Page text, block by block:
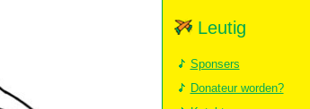
Leutig
Sponsers
Donateur worden?